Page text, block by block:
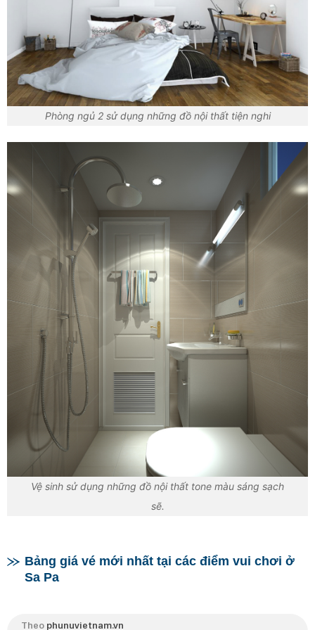
Phòng ngủ 2 sử dụng những đồ nội thất tiện nghi
Vệ sinh sử dụng những đồ nội thất tone màu sáng sạch
sẽ.
Bảng giá vé mới nhất tại các điểm vui chơi ở
Sa Pa
Theo phunuvietnam.vn